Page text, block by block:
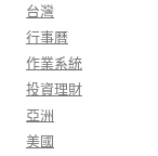
台灣
行事曆
作業系統
投資理財
亞洲
美國